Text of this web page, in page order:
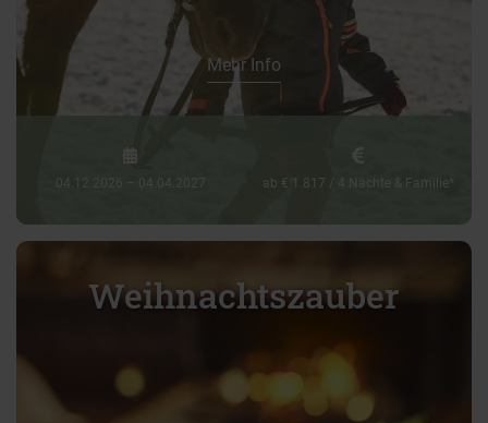
Mehr Info
04.12.2026 – 04.04.2027 ab € 1.817 / 4 Nächte & Familie*
Weihnachtszauber